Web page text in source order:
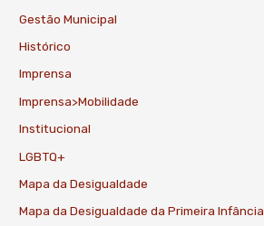
Gestão Municipal
Histórico
Imprensa
Imprensa>Mobilidade
Institucional
LGBTQ+
Mapa da Desigualdade
Mapa da Desigualdade da Primeira Infância